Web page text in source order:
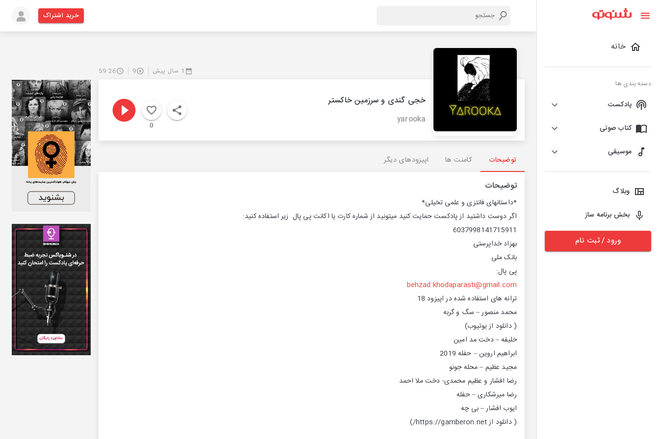
خانه
دسته بندی ها
پادکست
کتاب صوتی
موسیقی
وبلاگ
بخش برنامه ساز
ورود / ثبت نام
خرید اشتراک
1 سال پیش 9
59:26
خجی گندی و سرزمین خاکستر
yarooka
0
توضیحات کامنت ها اپیزودهای دیگر
توضیحات
*داستانهای فانتزی و علمی تخیلی*
اگر دوست داشتید از پادکست حمایت کنید میتونید از شماره کارت یا اکانت پی پال زیر استفاده کنید:
6037998141715911
بهزاد خداپرستی
بانک ملی
پی پال:
behzad.khodaparasti@gmail.com
ترانه های استفاده شده در اپیزود 18
محمد منصور – سگ و گربه
( دانلود از یوتیوب)
خلیفه – دخت مد امین
ابراهیم اروین – حفله 2019
مجید عظیم – محله جونو
رضا افشار و عظیم محمدی- دخت ملا احمد
رضا میرشکاری – حفله
ایوب افشار – بی چه
( دانلود از https://gamberon.net/)